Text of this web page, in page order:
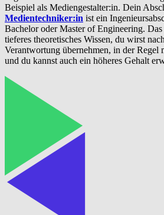
Beispiel als Mediengestalter:in. Dein
Medientechniker:in ist ein
Bachelor oder Master of Engineering.
tieferes theoretisches Wissen, du wirst
Verantwortung übernehmen, in der Regel
und du kannst auch ein höheres Gehalt